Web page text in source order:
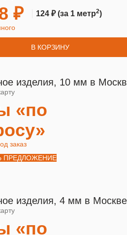
₽ 124 ₽(за 1 метр2)
В КОРЗИНУ
изделия, 10 мм в
«по
заказ
ПРЕДЛОЖЕНИЕ
изделия, 4 мм в Москве
«по